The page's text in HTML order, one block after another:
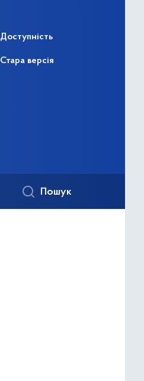
Доступність
Стара версія
Пошук